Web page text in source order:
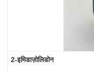
2-इमिडाज़ोलिडोन